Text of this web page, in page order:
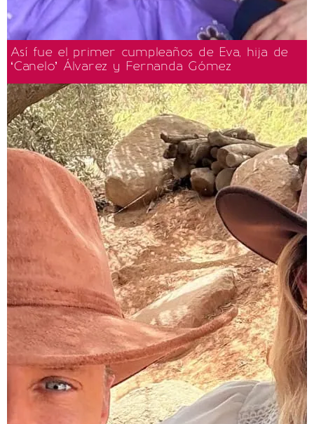
Así fue el primer cumpleaños de Eva, hija de
‘Canelo’ Álvarez y Fernanda Gómez